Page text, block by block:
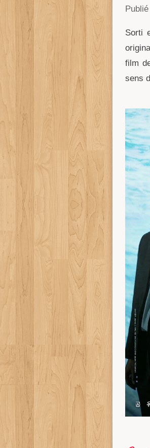
Sorti
film
sens